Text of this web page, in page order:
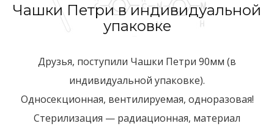
Чашки Петри в индивидуальной
упаковке
Друзья, поступили Чашки Петри 90мм (в
индивидуальной упаковке).
Односекционная, вентилируемая, одноразовая!
Стерилизация — радиационная, материал